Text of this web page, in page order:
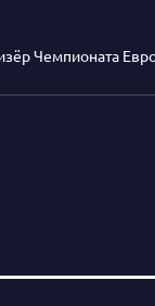
Чемпионата